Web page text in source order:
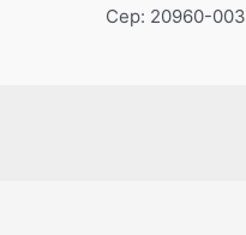
Cep: 20960-003